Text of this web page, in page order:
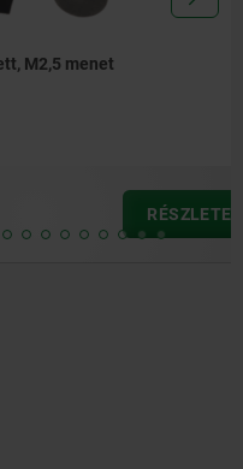
menet
RÉSZLETEK